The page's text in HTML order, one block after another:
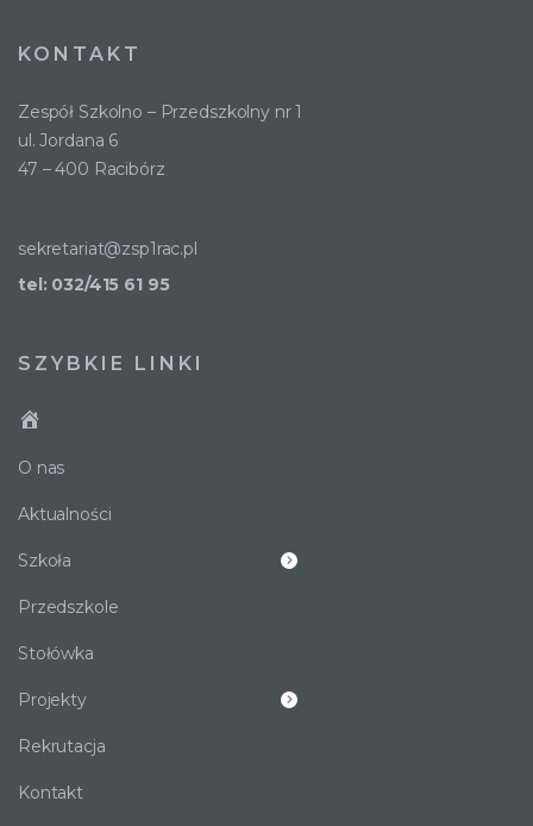
KONTAKT
Zespół Szkolno – Przedszkolny nr 1
ul. Jordana 6
47 – 400 Racibórz
sekretariat@zsp1rac.pl
tel: 032/415 61 95
SZYBKIE LINKI
O nas
Aktualności
Szkoła
Przedszkole
Stołówka
Projekty
Rekrutacja
Kontakt